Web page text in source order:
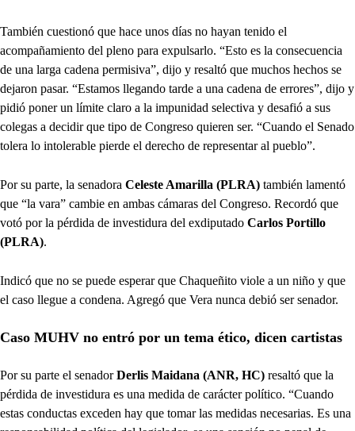
También cuestionó que hace unos días no hayan tenido el
acompañamiento del pleno para expulsarlo. “Esto es la consecuencia
de una larga cadena permisiva”, dijo y resaltó que muchos hechos se
dejaron pasar. “Estamos llegando tarde a una cadena de errores”, dijo y
pidió poner un límite claro a la impunidad selectiva y desafió a sus
colegas a decidir que tipo de Congreso quieren ser. “Cuando el Senado
tolera lo intolerable pierde el derecho de representar al pueblo”.
Por su parte, la senadora Celeste Amarilla (PLRA) también lamentó
que “la vara” cambie en ambas cámaras del Congreso. Recordó que
votó por la pérdida de investidura del exdiputado Carlos Portillo
(PLRA).
Indicó que no se puede esperar que Chaqueñito viole a un niño y que
el caso llegue a condena. Agregó que Vera nunca debió ser senador.
Caso MUHV no entró por un tema ético, dicen cartistas
Por su parte el senadorDerlis Maidana (ANR, HC) resaltó que la
pérdida de investidura es una medida de carácter político. “Cuando
estas conductas exceden hay que tomar las medidas necesarias. Es una